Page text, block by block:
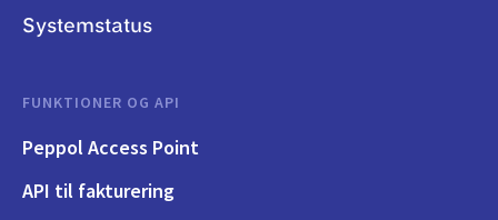
Systemstatus
FUNKTIONER OG API
Peppol Access Point
API til fakturering